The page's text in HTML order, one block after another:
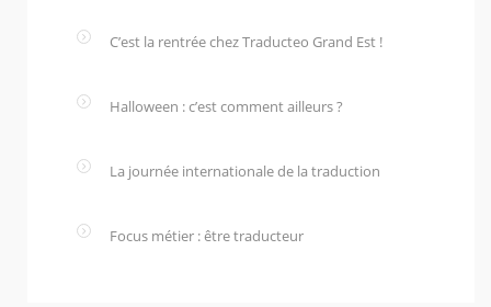
C’est la rentrée chez Traducteo Grand Est !
Halloween : c’est comment ailleurs ?
La journée internationale de la traduction
Focus métier : être traducteur